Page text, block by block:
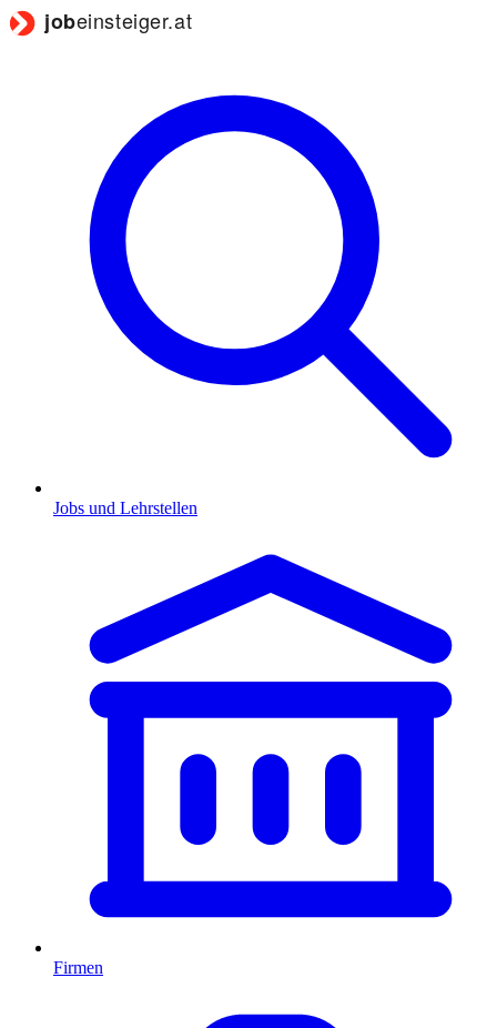
Jobs und Lehrstellen
Firmen